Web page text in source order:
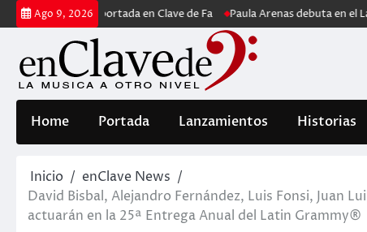
Saltar
al
contenido
Ago 9, 2026
portada en Clave de Fa Paula Arenas debuta en el Latin
Home Portada Lanzamientos Historias
Inicio
enClave News
David Bisbal, Alejandro Fernández, Luis Fonsi, Juan
actuarán en la 25ª Entrega Anual del Latin Grammy®